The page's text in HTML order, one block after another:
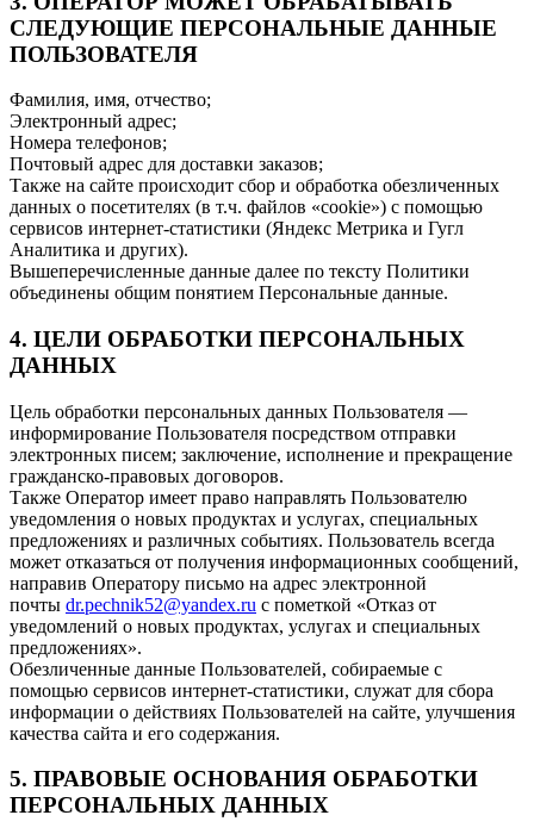
СЛЕДУЮЩИЕ ПЕРСОНАЛЬНЫЕ ДАННЫЕ
ПОЛЬЗОВАТЕЛЯ
Фамилия, имя, отчество;
Электронный адрес;
Номера телефонов;
Почтовый адрес для доставки заказов;
Также на сайте происходит сбор и обработка обезличенных
данных о посетителях (в т.ч. файлов «cookie») с помощью
сервисов интернет-статистики (Яндекс Метрика и Гугл
Аналитика и других).
Вышеперечисленные данные далее по тексту Политики
объединены общим понятием Персональные данные.
4. ЦЕЛИ ОБРАБОТКИ ПЕРСОНАЛЬНЫХ
ДАННЫХ
Цель обработки персональных данных Пользователя —
информирование Пользователя посредством отправки
электронных писем; заключение, исполнение и прекращение
гражданско-правовых договоров.
Также Оператор имеет право направлять Пользователю
уведомления о новых продуктах и услугах, специальных
предложениях и различных событиях. Пользователь всегда
может отказаться от получения информационных сообщений,
направив Оператору письмо на адрес электронной
почты dr.pechnik52@yandex.ru с пометкой «Отказ от
уведомлений о новых продуктах, услугах и специальных
предложениях».
Обезличенные данные Пользователей, собираемые с
помощью сервисов интернет-статистики, служат для сбора
информации о действиях Пользователей на сайте, улучшения
качества сайта и его содержания.
5. ПРАВОВЫЕ ОСНОВАНИЯ ОБРАБОТКИ
ПЕРСОНАЛЬНЫХ ДАННЫХ